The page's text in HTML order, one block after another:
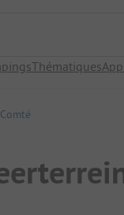
ThématiquesApp